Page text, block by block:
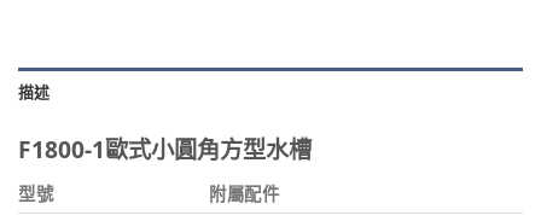
描述
F1800-1歐式小圓角方型水槽
型號
附屬配件